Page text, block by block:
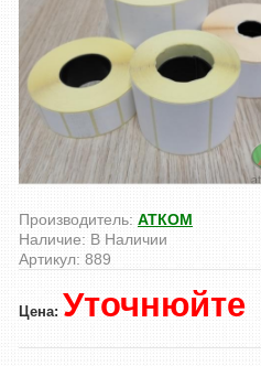
Производитель: АТКОМ
Наличие: В Наличии
Артикул: 889
Цена: Уточнюйте